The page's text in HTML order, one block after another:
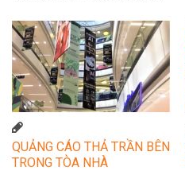
QUẢNG CÁO THẢ TRẦN BÊN
TRONG TÒA NHÀ